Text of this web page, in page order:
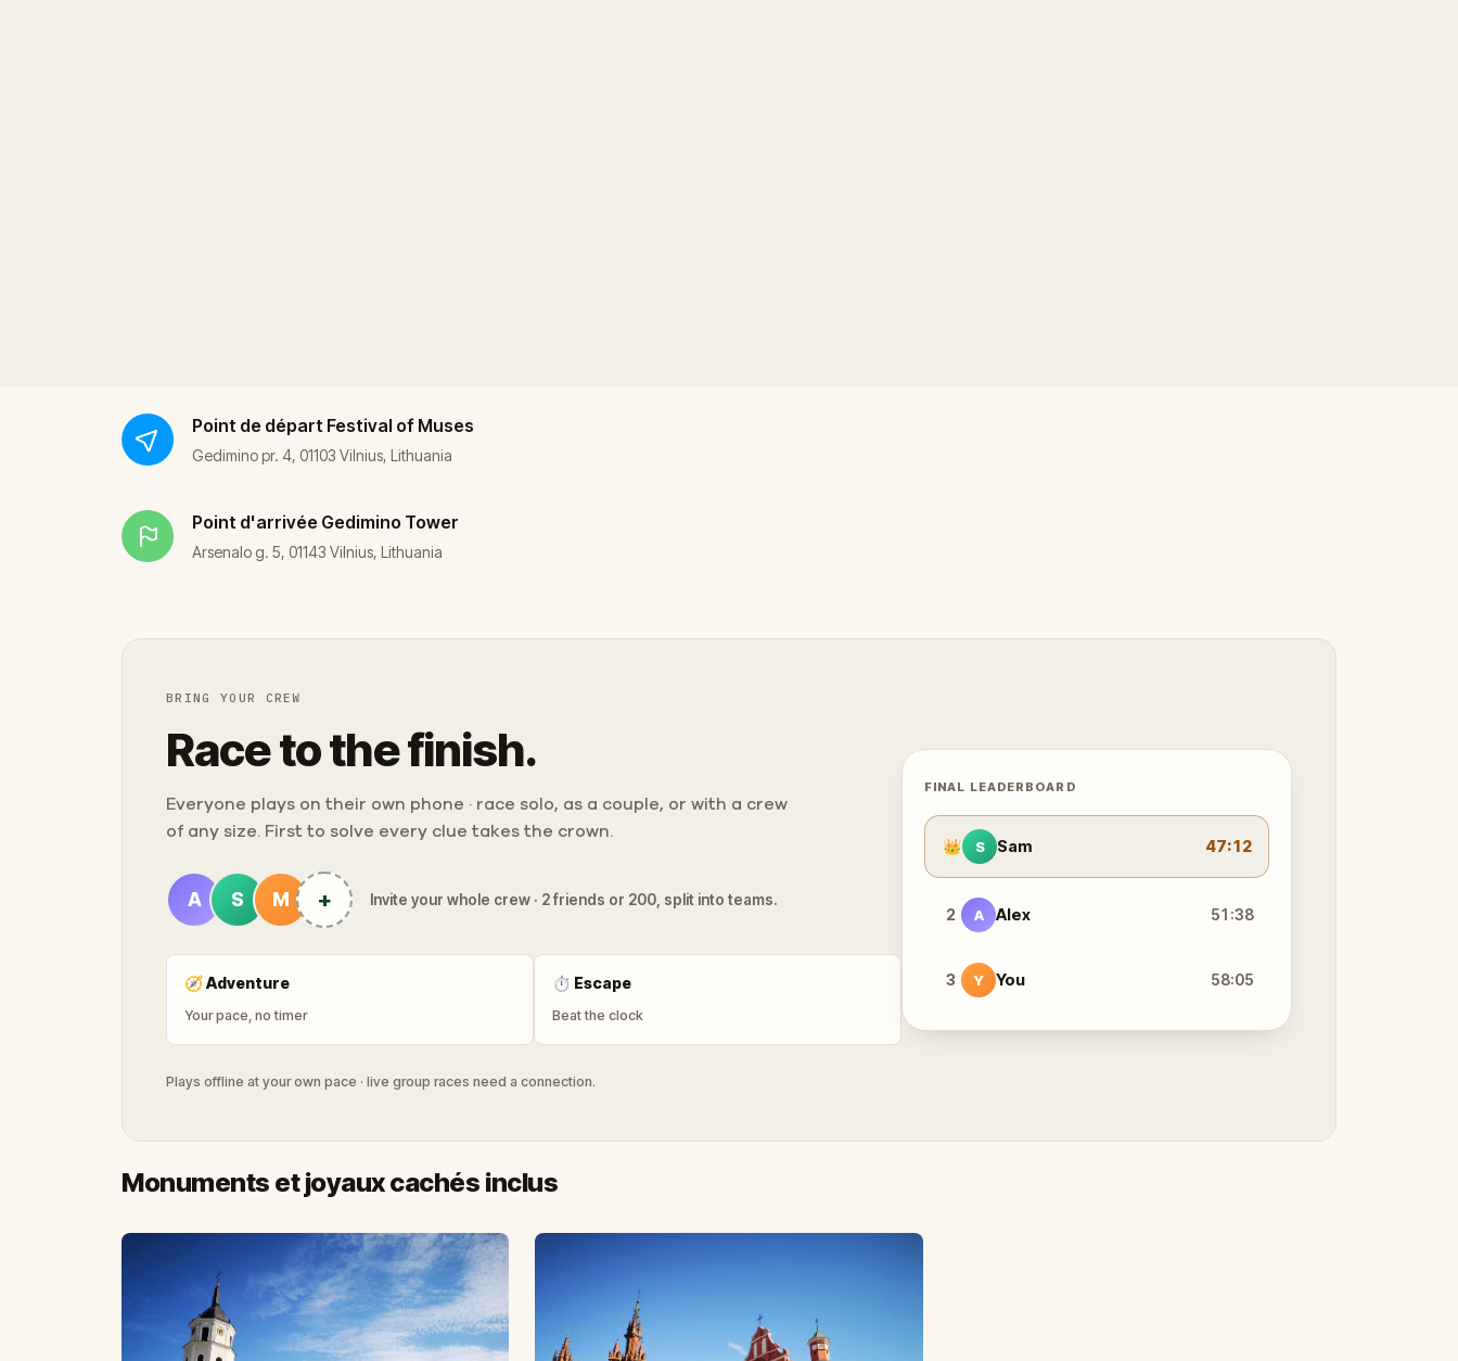
Point de départ Festival of Muses
Gedimino pr. 4, 01103 Vilnius, Lithuania
Point d'arrivée Gedimino Tower
Arsenalo g. 5, 01143 Vilnius, Lithuania
BRING YOUR CREW
Race to the finish.
Everyone plays on their own phone · race solo, as a couple, or with a crew
of any size. First to solve every clue takes the crown.
A S M + Invite your whole crew · 2 friends or 200, split into teams.
🧭Adventure
Your pace, no timer
⏱ Escape
Beat the clock
Plays offline at your own pace · live group races need a connection.
FINAL LEADERBOARD
👑 S Sam 47:12
2 A Alex 51:38
3 Y You 58:05
Monuments et joyaux cachés inclus